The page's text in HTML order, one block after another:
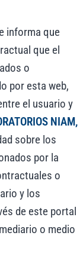
informa que
que el
o
por esta web,
el usuario y
NIAM,
sobre los
por la
o
y los
de este portal
o medio